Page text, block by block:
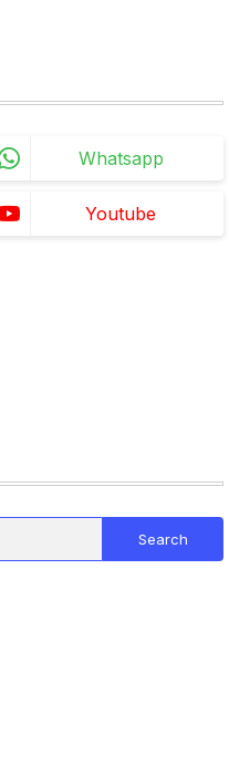
Whatsapp
Youtube